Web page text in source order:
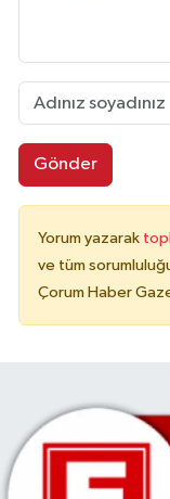
Gönder
Yorum yazarak
ve tüm
Çorum Haber